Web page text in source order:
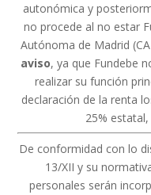
autonómica y
no procede al no estar
Autónoma de Madrid
aviso, ya que Fundebe
realizar su función
declaración de la renta
25% estatal,
De conformidad con lo
13/XII y su
personales serán